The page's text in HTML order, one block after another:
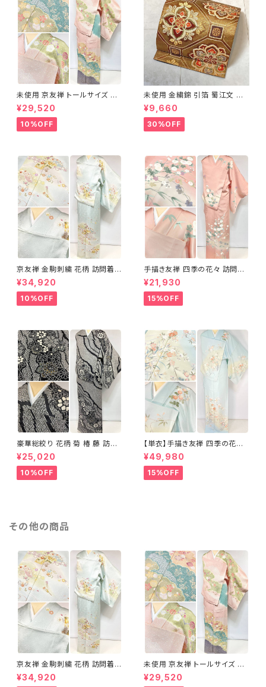
未使用 京友禅 トールサイズ 染
め分け 金彩 訪問着 袷 正絹 ピ
ンク 黄緑 紫 黄色 1438
¥29,520
10%OFF
未使用 金繍錦 引箔 蜀江文 唐
織 華紋 袋帯 正絹 金糸 ゴール
ド 赤 紫 710
¥9,660
30%OFF
京友禅 金駒刺繍 花柄 訪問着
正絹 水色 黄緑 パステルカラー
アイスグリーン 1433
¥34,920
10%OFF
手描き友禅 四季の花々 訪問着
袷 正絹 サーモンピンク クリー
ム 白 桃花色 1434
¥21,930
15%OFF
豪華総絞り 花柄 菊 椿 藤 訪問
着 鹿の子絞り ラメ 正絹 黒 白
グレー 1435
¥25,020
10%OFF
【単衣】手描き友禅 四季の花々
正絹 訪問着 水色 黄緑 白 パス
テルカラー 1431
¥49,980
15%OFF
その他の商品
京友禅 金駒刺繍 花柄 訪問着
正絹 水色 黄緑 パステルカラー
アイスグリーン 1433
¥34,920
未使用 京友禅 トールサイズ 染
め分け 金彩 訪問着 袷 正絹 ピ
ンク 黄緑 紫 黄色 1438
¥29,520